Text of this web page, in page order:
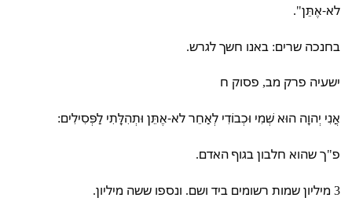
לא-אֶתֵּן".
בחנכה שרים: באנו חשך לגרש.
ישעיה פרק מב, פסוק ח
אֲנִי יְהוָה הוּא שְׁמִי וּכְבוֹדִי לְאַחֵר לא-אֶתֵּן וּתְהִלָּתִי לַפְּסִילִים:
פ"ך שהוא חלבון בגוף האדם.
3 מיליון שמות רשומים ביד ושם. ונספו ששה מיליון.